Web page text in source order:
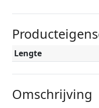
Lengte
Omschrijving